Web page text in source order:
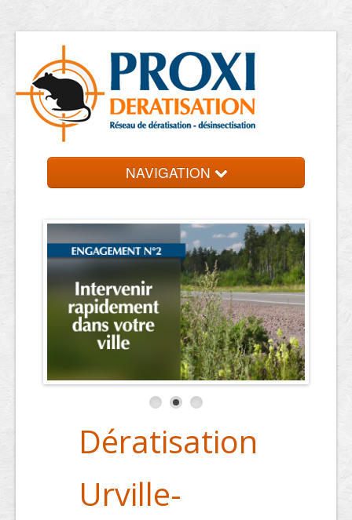
NAVIGATION
Les entreprises
Contact et devis
Dératisation
Urville-